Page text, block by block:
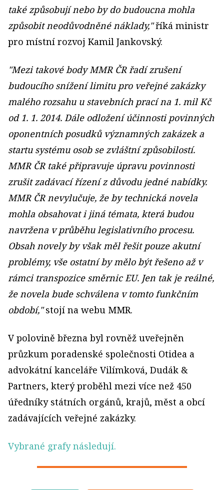
také způsobují nebo by do budoucna mohla
způsobit neodůvodněné náklady,"říká ministr
pro místní rozvoj Kamil Jankovský.
"Mezi takové body MMR ČR řadí zrušení
budoucího snížení limitu pro veřejné zakázky
malého rozsahu u stavebních prací na 1. mil Kč
od 1. 1. 2014. Dále odložení účinnosti povinných
oponentních posudků významných zakázek a
startu systému osob se zvláštní způsobilostí.
MMR ČR také připravuje úpravu povinnosti
zrušit zadávací řízení z důvodu jedné nabídky.
MMR ČR nevylučuje, že by technická novela
mohla obsahovat i jiná témata, která budou
navržena v průběhu legislativního procesu.
Obsah novely by však měl řešit pouze akutní
problémy, vše ostatní by mělo být řešeno až v
rámci transpozice směrnic EU. Jen tak je reálné,
že novela bude schválena v tomto funkčním
období,"stojí na webu MMR.
V polovině března byl rovněž uveřejněn
průzkum poradenské společnosti Otidea a
advokátní kanceláře Vilímková, Dudák &
Partners, který proběhl mezi více než 450
úředníky státních orgánů, krajů, měst a obcí
zadávajících veřejné zakázky.
Vybrané grafy následují.